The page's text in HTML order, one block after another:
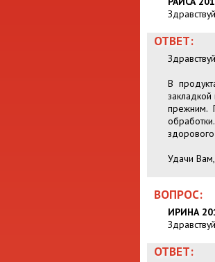
ОТВЕТ:
В
прежним.
здорового
Удачи
ВОПРОС:
ИРИНА
ОТВЕТ: